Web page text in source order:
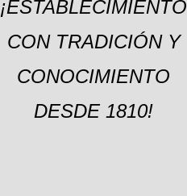
¡ESTABLECIMIENTO
CON TRADICIÓN Y
CONOCIMIENTO
DESDE 1810!